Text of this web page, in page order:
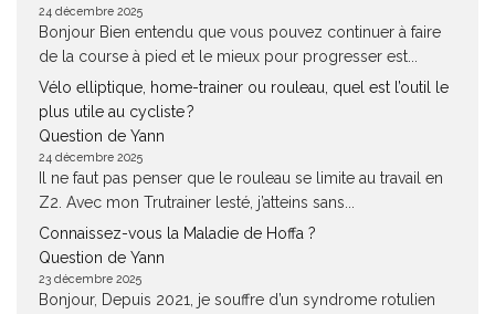
24 décembre 2025
Bonjour Bien entendu que vous pouvez continuer à faire
de la course à pied et le mieux pour progresser est...
Vélo elliptique, home-trainer ou rouleau, quel est l’outil le
plus utile au cycliste ?
Question de Yann
24 décembre 2025
Il ne faut pas penser que le rouleau se limite au travail en
Z2. Avec mon Trutrainer lesté, j’atteins sans...
Connaissez-vous la Maladie de Hoffa ?
Question de Yann
23 décembre 2025
Bonjour, Depuis 2021, je souffre d’un syndrome rotulien